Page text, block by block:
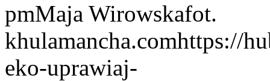
pmMaja Wirowskafot.
khulamancha.comhttps://
eko-uprawiaj-